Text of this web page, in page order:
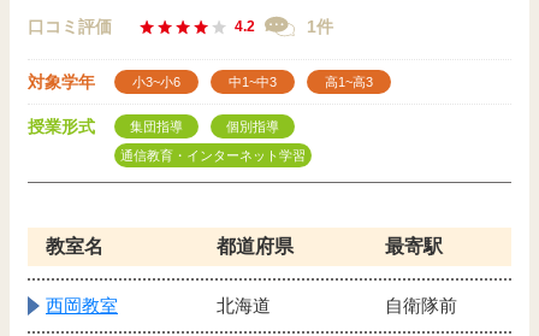
口コミ評価 4.2 1件
対象学年 小3~小6 中1~中3 高1~高3
授業形式 集団指導
個別指導
通信教育・インターネット学習
教室名 都道府県 最寄駅
西岡教室 北海道 自衛隊前